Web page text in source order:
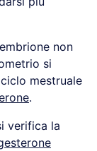
non
si
mestruale
.
verifica la